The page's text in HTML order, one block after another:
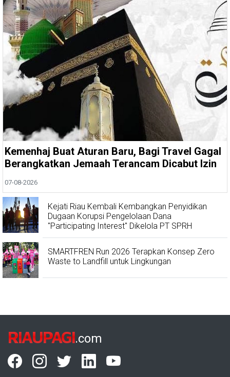
Kemenhaj Buat Aturan Baru, Bagi Travel Gagal
Berangkatkan Jemaah Terancam Dicabut Izin
07-08-2026
Kejati Riau Kembali Kembangkan Penyidikan
Dugaan Korupsi Pengelolaan Dana
"Participating Interest" Dikelola PT SPRH
SMARTFREN Run 2026 Terapkan Konsep Zero
Waste to Landfill untuk Lingkungan
RIAUPAGI.com